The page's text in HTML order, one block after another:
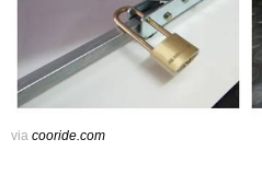
via cooride.com